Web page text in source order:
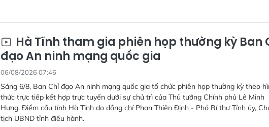
Hà Tĩnh tham gia phiên họp thường kỳ Ban
đạo An ninh mạng quốc gia
06/08/2026 07:46
Sáng 6/8, Ban Chỉ đạo An ninh mạng quốc gia tổ chức phiên họp thường kỳ theo
thức trực tiếp kết hợp trực tuyến dưới sự chủ trì của Thủ tướng Chính phủ Lê Minh
Hưng. Điểm cầu tỉnh Hà Tĩnh do đồng chí Phan Thiên Định - Phó Bí thư Tỉnh ủy,
tịch UBND tỉnh điều hành.